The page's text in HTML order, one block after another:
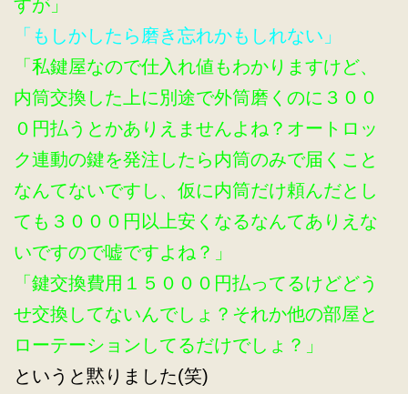
すが」
「もしかしたら磨き忘れかもしれない」
「私鍵屋なので仕入れ値もわかりますけど、
内筒交換した上に別途で外筒磨くのに３００
０円払うとかありえませんよね？オートロッ
ク連動の鍵を発注したら内筒のみで届くこと
なんてないですし、仮に内筒だけ頼んだとし
ても３０００円以上安くなるなんてありえな
いですので嘘ですよね？」
「鍵交換費用１５０００円払ってるけどどう
せ交換してないんでしょ？それか他の部屋と
ローテーションしてるだけでしょ？」
というと黙りました(笑)